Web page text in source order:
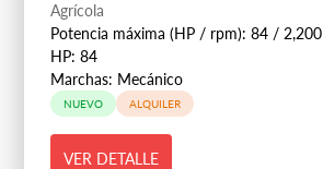
Agrícola
Potencia máxima (HP / rpm): 84 / 2,200
HP: 84
Marchas: Mecánico
NUEVO ALQUILER
VER DETALLE